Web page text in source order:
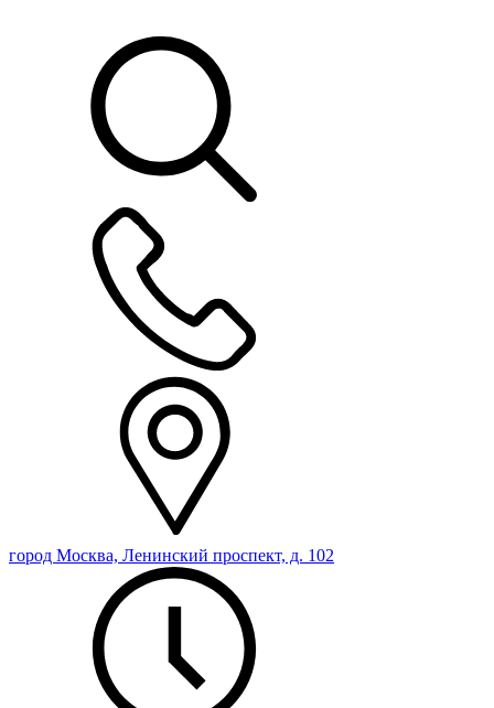
город Москва, Ленинский проспект, д. 102